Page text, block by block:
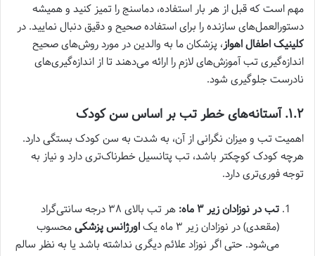
مهم است که قبل از هر بار استفاده، دماسنج را تمیز کنید و همیشه
دستورالعمل‌های سازنده را برای استفاده صحیح و دقیق دنبال نمایید. در
کلینیک اطفال اهواز، پزشکان ما به والدین در مورد روش‌های صحیح
اندازه‌گیری تب آموزش‌های لازم را ارائه می‌دهند تا از اندازه‌گیری‌های
نادرست جلوگیری شود.
۱.۲. آستانه‌های خطر تب بر اساس سن کودک
اهمیت تب و میزان نگرانی از آن، به شدت به سن کودک بستگی دارد.
هرچه کودک کوچکتر باشد، تب پتانسیل خطرناک‌تری دارد و نیاز به
توجه فوری‌تری دارد.
تب در نوزادان زیر ۳ ماه:
هر تب بالای ۳۸ درجه سانتی‌گراد
(مقعدی) در نوزادان زیر ۳ ماه یک
اورژانس پزشکیمحسوب
می‌شود. حتی اگر نوزاد علائم دیگری نداشته باشد یا به نظر سالم